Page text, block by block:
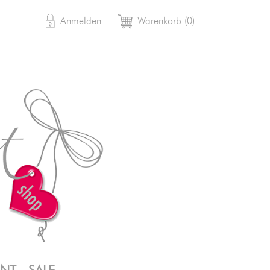
 Anmelden shopping_cart Warenkorb (0)